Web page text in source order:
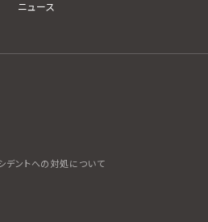
ニュース
デントへの対処について